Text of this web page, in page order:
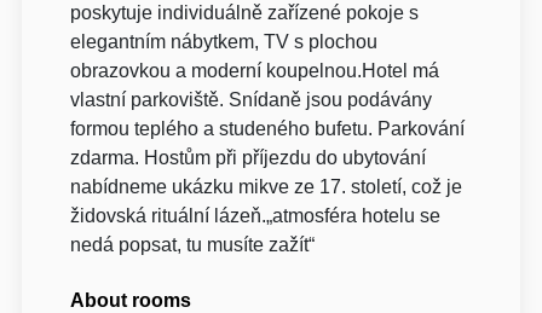
poskytuje individuálně zařízené pokoje s
elegantním nábytkem, TV s plochou
obrazovkou a moderní koupelnou.Hotel má
vlastní parkoviště. Snídaně jsou podávány
formou teplého a studeného bufetu. Parkování
zdarma. Hostům při příjezdu do ubytování
nabídneme ukázku mikve ze 17. století, což je
židovská rituální lázeň.„atmosféra hotelu se
nedá popsat, tu musíte zažít“
About rooms